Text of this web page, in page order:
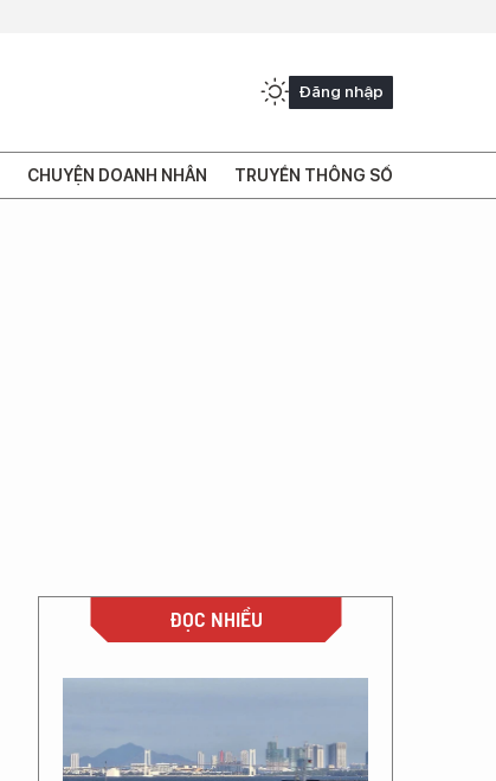
Đăng nhập
CHUYỆN DOANH NHÂN TRUYỀN THÔNG SỐ
ĐỌC NHIỀU